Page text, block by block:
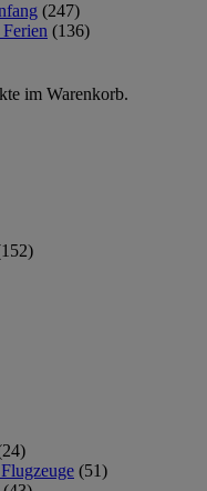
im Warenkorb.
(247)
(136)
(51)